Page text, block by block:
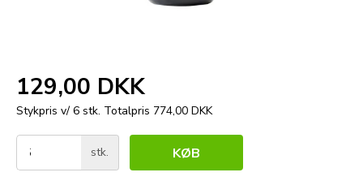
129,00 DKK
Stykpris v/ 6 stk. Totalpris 774,00 DKK
stk. KØB